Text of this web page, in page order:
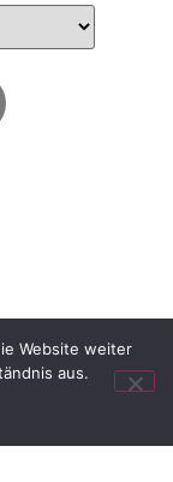
Website weiter
aus.